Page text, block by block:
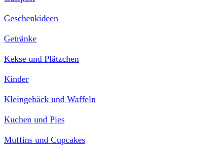
Geschenkideen
Getränke
Kekse und Plätzchen
Kinder
Kleingebäck und Waffeln
Kuchen und Pies
Muffins und Cupcakes